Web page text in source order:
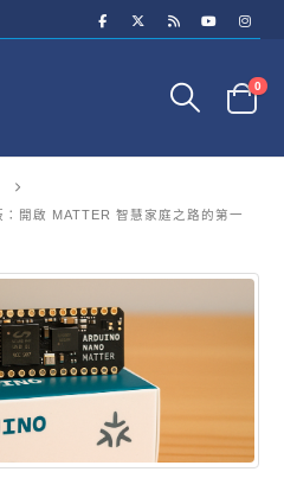
0
開啟 MATTER 智慧家庭之路的第一